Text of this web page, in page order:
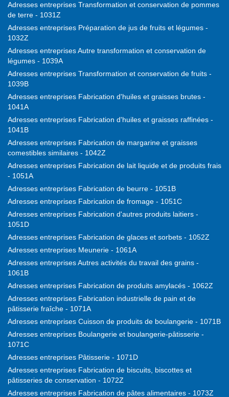
Adresses entreprises Transformation et conservation de pommes
de terre - 1031Z
Adresses entreprises Préparation de jus de fruits et légumes -
1032Z
Adresses entreprises Autre transformation et conservation de
légumes - 1039A
Adresses entreprises Transformation et conservation de fruits -
1039B
Adresses entreprises Fabrication d'huiles et graisses brutes -
1041A
Adresses entreprises Fabrication d'huiles et graisses raffinées -
1041B
Adresses entreprises Fabrication de margarine et graisses
comestibles similaires - 1042Z
Adresses entreprises Fabrication de lait liquide et de produits frais
- 1051A
Adresses entreprises Fabrication de beurre - 1051B
Adresses entreprises Fabrication de fromage - 1051C
Adresses entreprises Fabrication d'autres produits laitiers -
1051D
Adresses entreprises Fabrication de glaces et sorbets - 1052Z
Adresses entreprises Meunerie - 1061A
Adresses entreprises Autres activités du travail des grains -
1061B
Adresses entreprises Fabrication de produits amylacés - 1062Z
Adresses entreprises Fabrication industrielle de pain et de
pâtisserie fraîche - 1071A
Adresses entreprises Cuisson de produits de boulangerie - 1071B
Adresses entreprises Boulangerie et boulangerie-pâtisserie -
1071C
Adresses entreprises Pâtisserie - 1071D
Adresses entreprises Fabrication de biscuits, biscottes et
pâtisseries de conservation - 1072Z
Adresses entreprises Fabrication de pâtes alimentaires - 1073Z